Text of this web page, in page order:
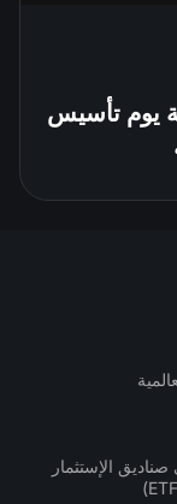
يوم تأسيس
الإستثمار